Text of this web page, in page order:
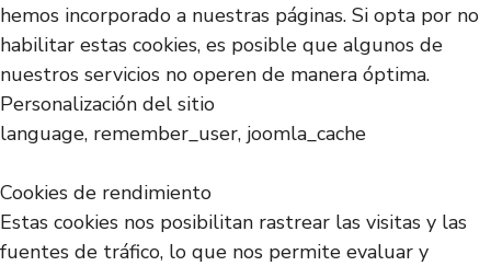
hemos incorporado a nuestras páginas. Si opta por no
habilitar estas cookies, es posible que algunos de
nuestros servicios no operen de manera óptima.
Personalización del sitio
language, remember_user, joomla_cache
Cookies de rendimiento
Estas cookies nos posibilitan rastrear las visitas y las
fuentes de tráfico, lo que nos permite evaluar y